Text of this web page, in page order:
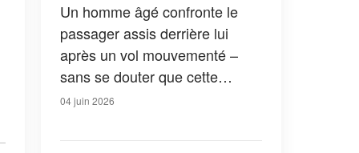
Un homme âgé confronte le
passager assis derrière lui
après un vol mouvementé –
sans se douter que cette
rencontre allait changer sa vie
04 juin 2026